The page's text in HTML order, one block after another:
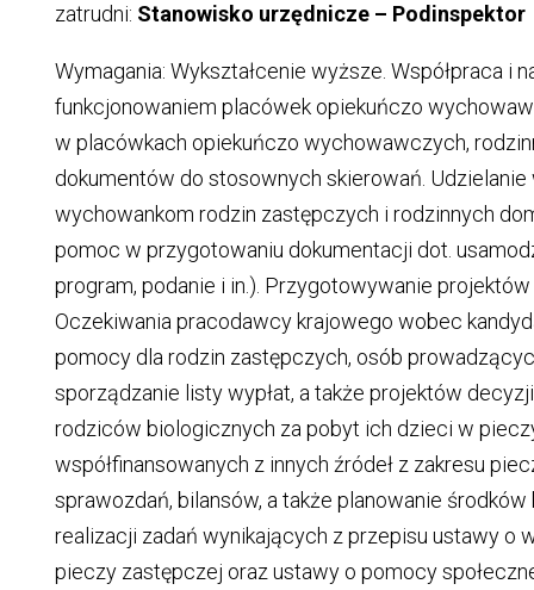
zatrudni: Stanowisko urzędnicze – Podinspektor
Wymagania: Wykształcenie wyższe. Współpraca i
funkcjonowaniem placówek opiekuńczo
w placówkach opiekuńczo wychowawczych,
dokumentów do stosownych skierowań. Udzielanie
wychowankom rodzin zastępczych i rodzinnych
pomoc w przygotowaniu dokumentacji dot.
program, podanie i in.). Przygotowywanie
Oczekiwania pracodawcy krajowego wobec
pomocy dla rodzin zastępczych, osób
sporządzanie listy wypłat, a także projektów
rodziców biologicznych za pobyt ich dzieci w
współfinansowanych z innych źródeł z zakresu
sprawozdań, bilansów, a także planowanie
realizacji zadań wynikających z przepisu ustawy o
pieczy zastępczej oraz ustawy o pomocy